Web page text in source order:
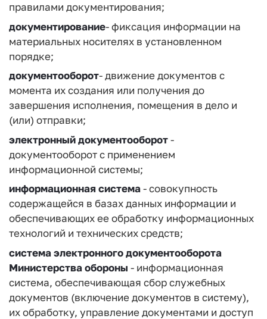
правилами документирования;
документирование- фиксация информации на
материальных носителях в установленном
порядке;
документооборот- движение документов с
момента их создания или получения до
завершения исполнения, помещения в дело и
(или) отправки;
электронный документооборот-
документооборот с применением
информационной системы;
информационная система- совокупность
содержащейся в базах данных информации и
обеспечивающих ее обработку информационных
технологий и технических средств;
система электронного документооборота
Министерства обороны - информационная
система, обеспечивающая сбор служебных
документов (включение документов в систему),
их обработку, управление документами и доступ